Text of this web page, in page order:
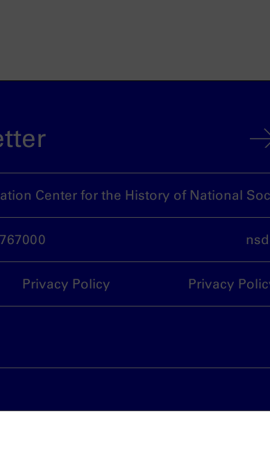
Center for the History of National
Privacy Policy Privacy